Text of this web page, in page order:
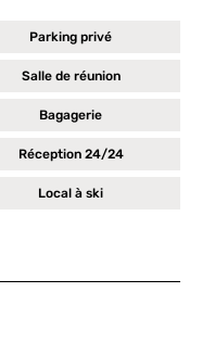
Parking privé
Salle de réunion
Bagagerie
Réception 24/24
Local à ski